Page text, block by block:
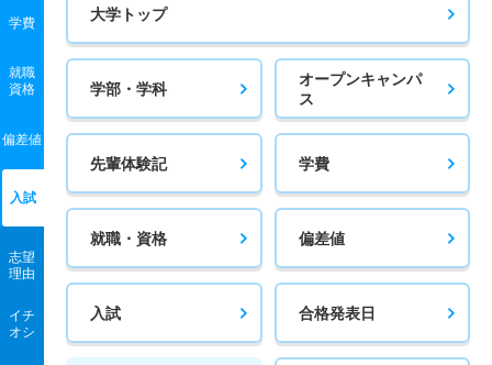
学費
就職
資格
偏差値
入試
志望
理由
イチ
オシ
大学トップ
学部・学科
オープンキャンパ
ス
先輩体験記 学費
就職・資格 偏差値
入試 合格発表日